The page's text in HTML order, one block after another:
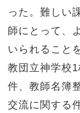
った。難しい
師にとって、
いられること
教団立神学校
件、教師名簿
交流に関する